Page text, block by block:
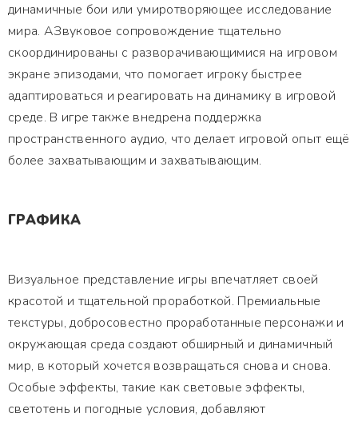
динамичные бои или умиротворяющее исследование
мира. АЗвуковое сопровождение тщательно
скоординированы с разворачивающимися на игровом
экране эпизодами, что помогает игроку быстрее
адаптироваться и реагировать на динамику в игровой
среде. В игре также внедрена поддержка
пространственного аудио, что делает игровой опыт ещё
более захватывающим и захватывающим.
ГРАФИКА
Визуальное представление игры впечатляет своей
красотой и тщательной проработкой. Премиальные
текстуры, добросовестно проработанные персонажи и
окружающая среда создают обширный и динамичный
мир, в который хочется возвращаться снова и снова.
Особые эффекты, такие как световые эффекты,
светотень и погодные условия, добавляют